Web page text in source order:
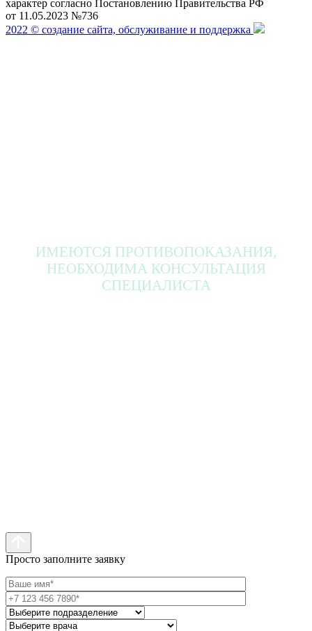
характер согласно Постановлению Правительства РФ
от 11.05.2023 №736
2022 © создание сайта, обслуживание и поддержка
ИМЕЮТСЯ ПРОТИВОПОКАЗАНИЯ,
НЕОБХОДИМА КОНСУЛЬТАЦИЯ
СПЕЦИАЛИСТА
Просто заполните заявку